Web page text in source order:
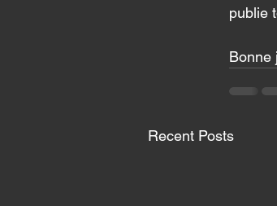
publie
Bonne
Recent Posts